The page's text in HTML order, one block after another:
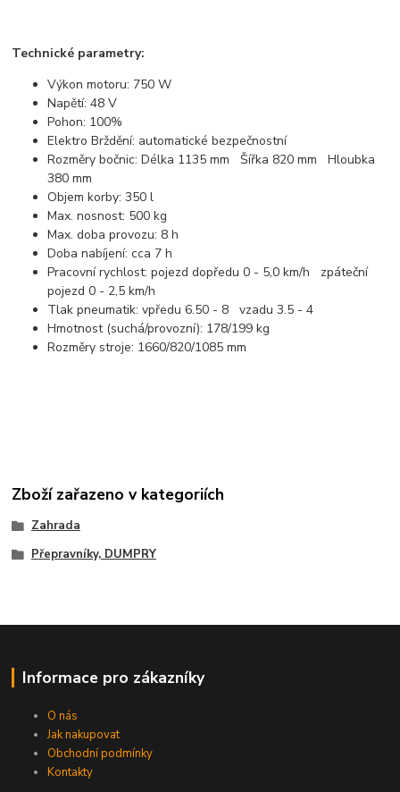
Technické parametry:
Výkon motoru: 750 W
Napětí: 48 V
Pohon: 100%
Elektro Brždění: automatické bezpečnostní
Rozměry bočnic: Délka 1135 mm Šířka 820 mm Hloubka
380 mm
Objem korby: 350 l
Max. nosnost: 500 kg
Max. doba provozu: 8 h
Doba nabíjení: cca 7 h
Pracovní rychlost: pojezd dopředu 0 - 5,0 km/h zpáteční
pojezd 0 - 2,5 km/h
Tlak pneumatik: vpředu 6.50 - 8 vzadu 3.5 - 4
Hmotnost (suchá/provozní): 178/199 kg
Rozměry stroje: 1660/820/1085 mm
Zboží zařazeno v kategoriích
Zahrada
Přepravníky, DUMPRY
Informace pro zákazníky
O nás
Jak nakupovat
Obchodní podmínky
Kontakty